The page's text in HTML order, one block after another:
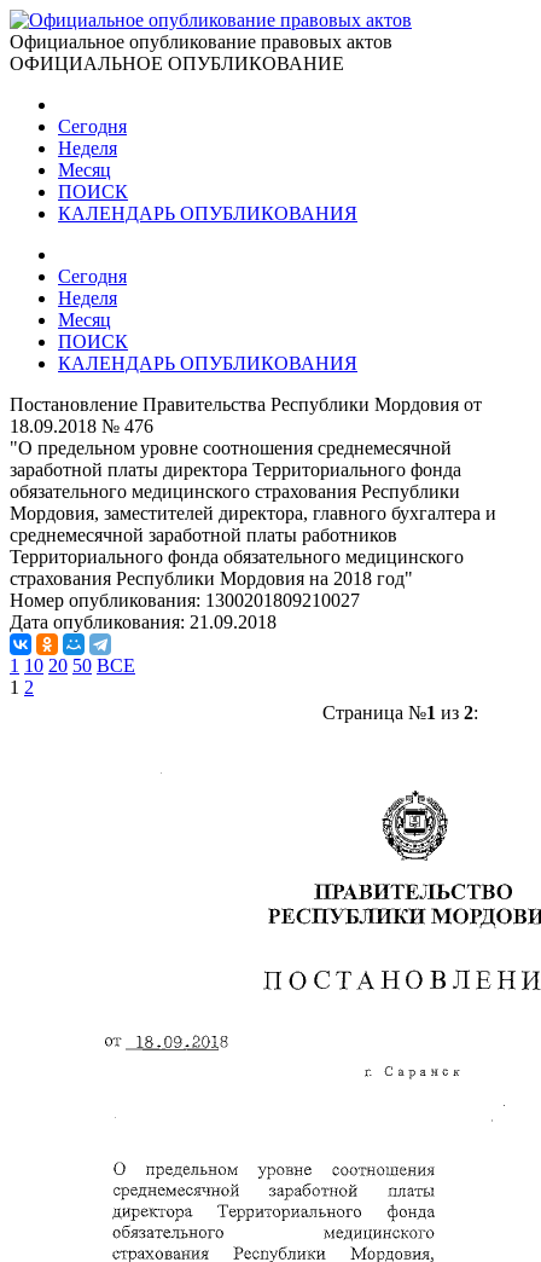
Официальное опубликование правовых актов
ОФИЦИАЛЬНОЕ ОПУБЛИКОВАНИЕ
Сегодня
Неделя
Месяц
ПОИСК
КАЛЕНДАРЬ ОПУБЛИКОВАНИЯ
Сегодня
Неделя
Месяц
ПОИСК
КАЛЕНДАРЬ ОПУБЛИКОВАНИЯ
Постановление Правительства Республики Мордовия от
18.09.2018 № 476
"О предельном уровне соотношения среднемесячной
заработной платы директора Территориального фонда
обязательного медицинского страхования Республики
Мордовия, заместителей директора, главного бухгалтера и
среднемесячной заработной платы работников
Территориального фонда обязательного медицинского
страхования Республики Мордовия на 2018 год"
Номер опубликования: 1300201809210027
Дата опубликования: 21.09.2018
1 10 20 50 ВСЕ
1 2
Страница №1 из 2: